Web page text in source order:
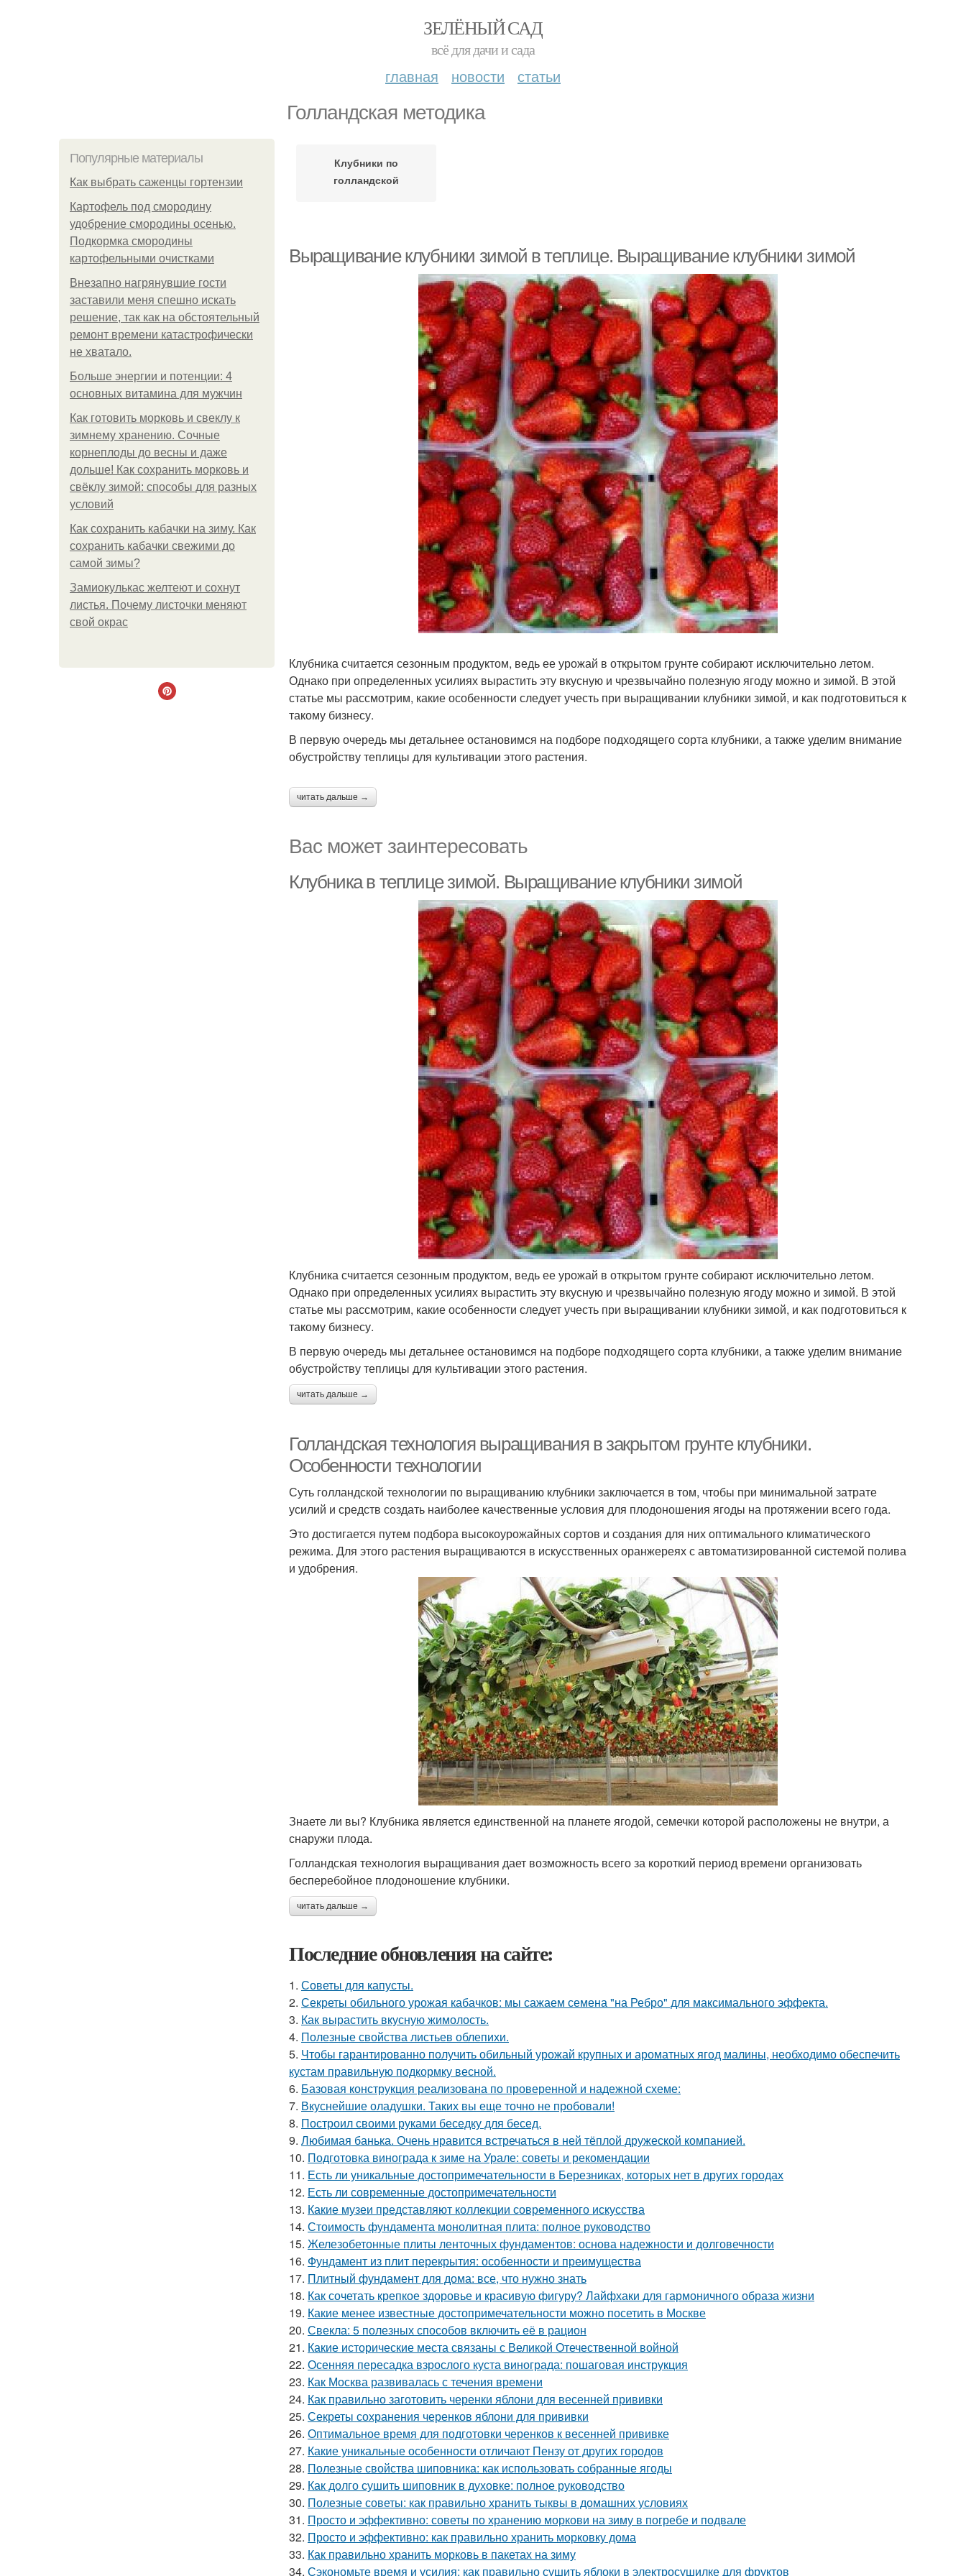
ЗЕЛЁНЫЙ САД
всё для дачи и сада
главная новости статьи
Голландская методика
Популярные материалы
Как выбрать саженцы гортензии
Картофель под смородину
удобрение смородины осенью.
Подкормка смородины
картофельными очистками
Внезапно нагрянувшие гости
заставили меня спешно искать
решение, так как на обстоятельный
ремонт времени катастрофически
не хватало.
Больше энергии и потенции: 4
основных витамина для мужчин
Как готовить морковь и свеклу к
зимнему хранению. Сочные
корнеплоды до весны и даже
дольше! Как сохранить морковь и
свёклу зимой: способы для разных
условий
Как сохранить кабачки на зиму. Как
сохранить кабачки свежими до
самой зимы?
Замиокулькас желтеют и сохнут
листья. Почему листочки меняют
свой окрас
Клубники по
голландской
Выращивание клубники зимой в теплице. Выращивание клубники зимой
Клубника считается сезонным продуктом, ведь ее урожай в открытом грунте собирают исключительно летом.
Однако при определенных усилиях вырастить эту вкусную и чрезвычайно полезную ягоду можно и зимой. В этой
статье мы рассмотрим, какие особенности следует учесть при выращивании клубники зимой, и как подготовиться к
такому бизнесу.
В первую очередь мы детальнее остановимся на подборе подходящего сорта клубники, а также уделим внимание
обустройству теплицы для культивации этого растения.
читать дальше →
Вас может заинтересовать
Клубника в теплице зимой. Выращивание клубники зимой
Клубника считается сезонным продуктом, ведь ее урожай в открытом грунте собирают исключительно летом.
Однако при определенных усилиях вырастить эту вкусную и чрезвычайно полезную ягоду можно и зимой. В этой
статье мы рассмотрим, какие особенности следует учесть при выращивании клубники зимой, и как подготовиться к
такому бизнесу.
В первую очередь мы детальнее остановимся на подборе подходящего сорта клубники, а также уделим внимание
обустройству теплицы для культивации этого растения.
читать дальше →
Голландская технология выращивания в закрытом грунте клубники.
Особенности технологии
Суть голландской технологии по выращиванию клубники заключается в том, чтобы при минимальной затрате
усилий и средств создать наиболее качественные условия для плодоношения ягоды на протяжении всего года.
Это достигается путем подбора высокоурожайных сортов и создания для них оптимального климатического
режима. Для этого растения выращиваются в искусственных оранжереях с автоматизированной системой полива
и удобрения.
Знаете ли вы? Клубника является единственной на планете ягодой, семечки которой расположены не внутри, а
снаружи плода.
Голландская технология выращивания дает возможность всего за короткий период времени организовать
бесперебойное плодоношение клубники.
читать дальше →
Последние обновления на сайте:
1. Советы для капусты.
2. Секреты обильного урожая кабачков: мы сажаем семена "на Ребро" для максимального эффекта.
3. Как вырастить вкусную жимолость.
4. Полезные свойства листьев облепихи.
5. Чтобы гарантированно получить обильный урожай крупных и ароматных ягод малины, необходимо обеспечить
кустам правильную подкормку весной.
6. Базовая конструкция реализована по проверенной и надежной схеме:
7. Вкуснейшие оладушки. Таких вы еще точно не пробовали!
8. Построил своими руками беседку для бесед.
9. Любимая банька. Очень нравится встречаться в ней тёплой дружеской компанией.
10. Подготовка винограда к зиме на Урале: советы и рекомендации
11. Есть ли уникальные достопримечательности в Березниках, которых нет в других городах
12. Есть ли современные достопримечательности
13. Какие музеи представляют коллекции современного искусства
14. Стоимость фундамента монолитная плита: полное руководство
15. Железобетонные плиты ленточных фундаментов: основа надежности и долговечности
16. Фундамент из плит перекрытия: особенности и преимущества
17. Плитный фундамент для дома: все, что нужно знать
18. Как сочетать крепкое здоровье и красивую фигуру? Лайфхаки для гармоничного образа жизни
19. Какие менее известные достопримечательности можно посетить в Москве
20. Свекла: 5 полезных способов включить её в рацион
21. Какие исторические места связаны с Великой Отечественной войной
22. Осенняя пересадка взрослого куста винограда: пошаговая инструкция
23. Как Москва развивалась с течения времени
24. Как правильно заготовить черенки яблони для весенней прививки
25. Секреты сохранения черенков яблони для прививки
26. Оптимальное время для подготовки черенков к весенней прививке
27. Какие уникальные особенности отличают Пензу от других городов
28. Полезные свойства шиповника: как использовать собранные ягоды
29. Как долго сушить шиповник в духовке: полное руководство
30. Полезные советы: как правильно хранить тыквы в домашних условиях
31. Просто и эффективно: советы по хранению моркови на зиму в погребе и подвале
32. Просто и эффективно: как правильно хранить морковку дома
33. Как правильно хранить морковь в пакетах на зиму
34. Сэкономьте время и усилия: как правильно сушить яблоки в электросушилке для фруктов